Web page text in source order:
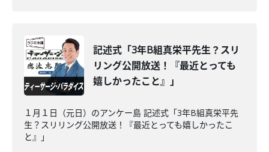
記述式「3年B組真栄平先生？スリ
リング公開放送！『最近とっても
嬉しかったこと』」
１月１日（元日）のアンケー島 記述式「3年B組真栄平先
生？スリリング公開放送！『最近とっても嬉しかったこ
と』」